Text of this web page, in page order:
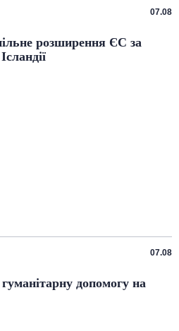
07.08
розширення ЄС за
07.08
допомогу на